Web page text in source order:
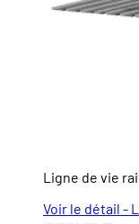
Ligne de vie
Voir le détail -